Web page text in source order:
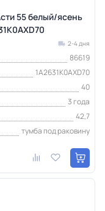
55 белый/ясень
2-4 дня
86619
1A2631K0AXD70
40
3 года
42,7
тумба под раковину